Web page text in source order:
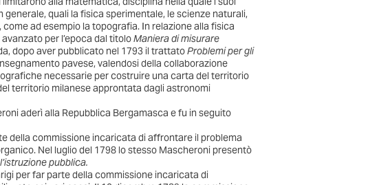
quali la fisica sperimentale, le scienze naturali,
ad esempio la topografia. In relazione alla fisica
per l’epoca dal titoloManiera di misurare
dopo aver pubblicato nel 1793 il trattatoProblemi per gli
pavese, valendosi della collaborazione
necessarie per costruire una carta del territorio
territorio milanese approntata dagli astronomi
aderì alla Repubblica Bergamasca e fu in seguito
della commissione incaricata di affrontare il problema
Nel luglio del 1798 lo stesso Mascheroni presentò
pubblica.
per far parte della commissione incaricata di